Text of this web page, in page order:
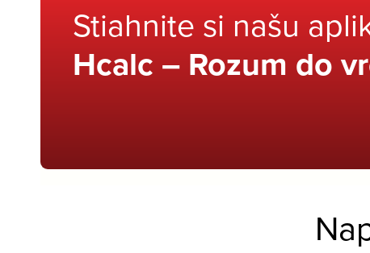
Stiahnite si našu
Hcalc – Rozum do